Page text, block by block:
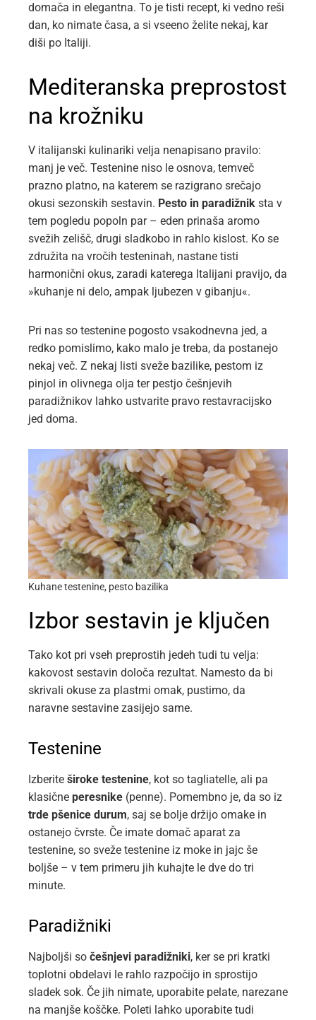
domača in elegantna. To je tisti recept, ki vedno reši
dan, ko nimate časa, a si vseeno želite nekaj, kar
diši po Italiji.
Mediteranska preprostost
na krožniku
V italijanski kulinariki velja nenapisano pravilo:
manj je več. Testenine niso le osnova, temveč
prazno platno, na katerem se razigrano srečajo
okusi sezonskih sestavin. Pesto in paradižnik sta v
tem pogledu popoln par – eden prinaša aromo
svežih zelišč, drugi sladkobo in rahlo kislost. Ko se
združita na vročih testeninah, nastane tisti
harmonični okus, zaradi katerega Italijani pravijo, da
»kuhanje ni delo, ampak ljubezen v gibanju«.
Pri nas so testenine pogosto vsakodnevna jed, a
redko pomislimo, kako malo je treba, da postanejo
nekaj več. Z nekaj listi sveže bazilike, pestom iz
pinjol in olivnega olja ter pestjo češnjevih
paradižnikov lahko ustvarite pravo restavracijsko
jed doma.
Kuhane testenine, pesto bazilika
Izbor sestavin je ključen
Tako kot pri vseh preprostih jedeh tudi tu velja:
kakovost sestavin določa rezultat. Namesto da bi
skrivali okuse za plastmi omak, pustimo, da
naravne sestavine zasijejo same.
Testenine
Izberite široke testenine, kot so tagliatelle, ali pa
klasične peresnike (penne). Pomembno je, da so iz
trde pšenice durum, saj se bolje držijo omake in
ostanejo čvrste. Če imate domač aparat za
testenine, so sveže testenine iz moke in jajc še
boljše – v tem primeru jih kuhajte le dve do tri
minute.
Paradižniki
Najboljši so češnjevi paradižniki, ker se pri kratki
toplotni obdelavi le rahlo razpočijo in sprostijo
sladek sok. Če jih nimate, uporabite pelate, narezane
na manjše koščke. Poleti lahko uporabite tudi